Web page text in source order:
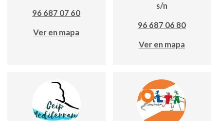
96 687 07 60
Ver en mapa
s/n
96 687 06 80
Ver en mapa